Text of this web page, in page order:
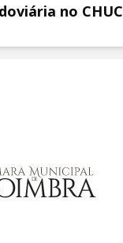
no CHUC